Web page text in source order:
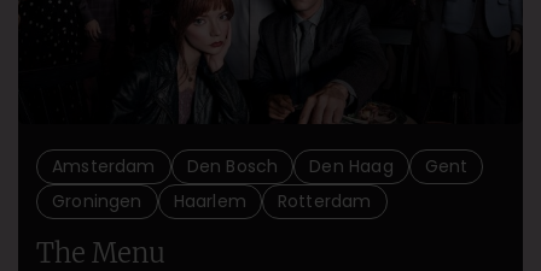
Amsterdam Den Bosch Den Haag
Gent
Groningen
Haarlem Rotterdam
The Menu